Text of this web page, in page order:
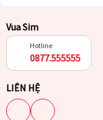
Vua Sim
Hotline
0877.555555
LIÊN HỆ